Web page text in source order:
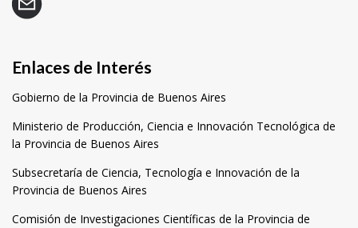
Enlaces de Interés
Gobierno de la Provincia de Buenos Aires
Ministerio de Producción, Ciencia e Innovación Tecnológica de
la Provincia de Buenos Aires
Subsecretaría de Ciencia, Tecnología e Innovación de la
Provincia de Buenos Aires
Comisión de Investigaciones Científicas de la Provincia de